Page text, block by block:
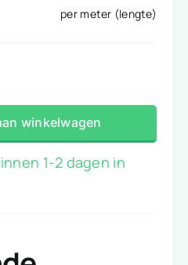
per meter (lengte)
winkelwagen
1-2 dagen in